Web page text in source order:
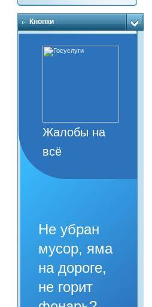
Кнопки
Жалобы на
всё
Не убран
мусор, яма
на дороге,
не горит